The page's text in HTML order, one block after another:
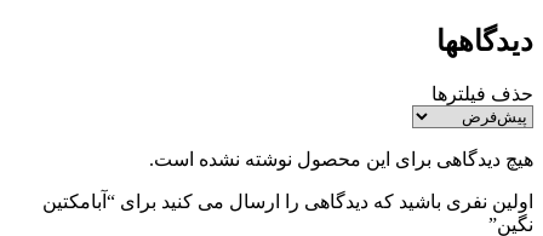
دیدگاهها
حذف فیلترها
هیچ دیدگاهی برای این محصول نوشته نشده است.
اولین نفری باشید که دیدگاهی را ارسال می کنید برای “آبامکتین
نگین”